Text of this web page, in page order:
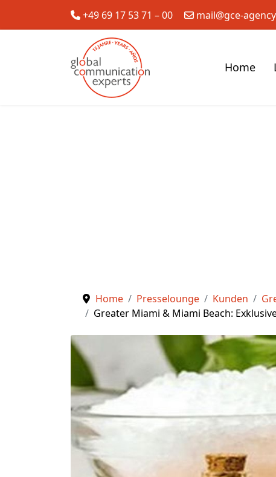
+49 69 17 53 71 – 00 mail@gce-
Home
Home Presselounge Kunden
Greater Miami & Miami Beach: